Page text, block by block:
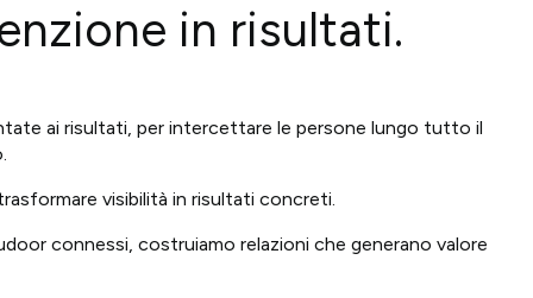
in risultati.
ai risultati, per intercettare le persone lungo tutto il
visibilità in risultati concreti.
connessi, costruiamo relazioni che generano valore